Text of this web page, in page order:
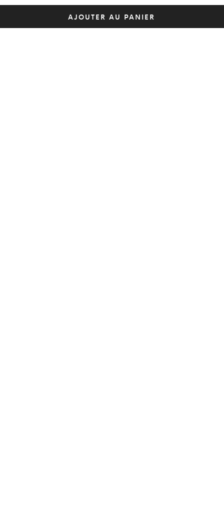
AJOUTER AU PANIER